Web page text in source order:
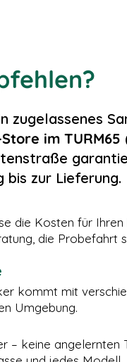
zugelassenes
im TURM65
zur Lieferung.
die Kosten für
die Probefahrt
kommt mit
Umgebung.
– keine angelernten